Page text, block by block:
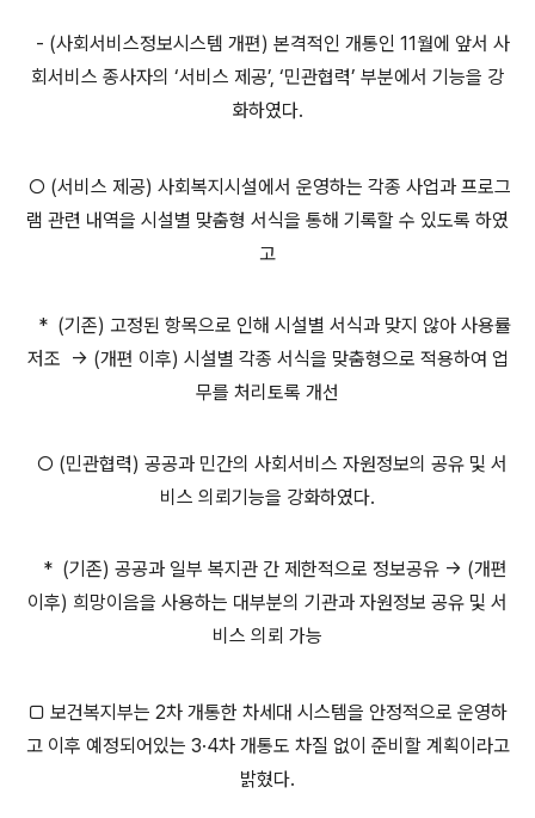
- (사회서비스정보시스템 개편) 본격적인 개통인 11월에 앞서 사
회서비스 종사자의 ‘서비스 제공’, ‘민관협력’ 부분에서 기능을 강
화하였다.
○ (서비스 제공) 사회복지시설에서 운영하는 각종 사업과 프로그
램 관련 내역을 시설별 맞춤형 서식을 통해 기록할 수 있도록 하였
고
* (기존) 고정된 항목으로 인해 시설별 서식과 맞지 않아 사용률
저조 → (개편 이후) 시설별 각종 서식을 맞춤형으로 적용하여 업
무를 처리토록 개선
○ (민관협력) 공공과 민간의 사회서비스 자원정보의 공유 및 서
비스 의뢰기능을 강화하였다.
* (기존) 공공과 일부 복지관 간 제한적으로 정보공유 → (개편
이후) 희망이음을 사용하는 대부분의 기관과 자원정보 공유 및 서
비스 의뢰 가능
□ 보건복지부는 2차 개통한 차세대 시스템을 안정적으로 운영하
고 이후 예정되어있는 3·4차 개통도 차질 없이 준비할 계획이라고
밝혔다.